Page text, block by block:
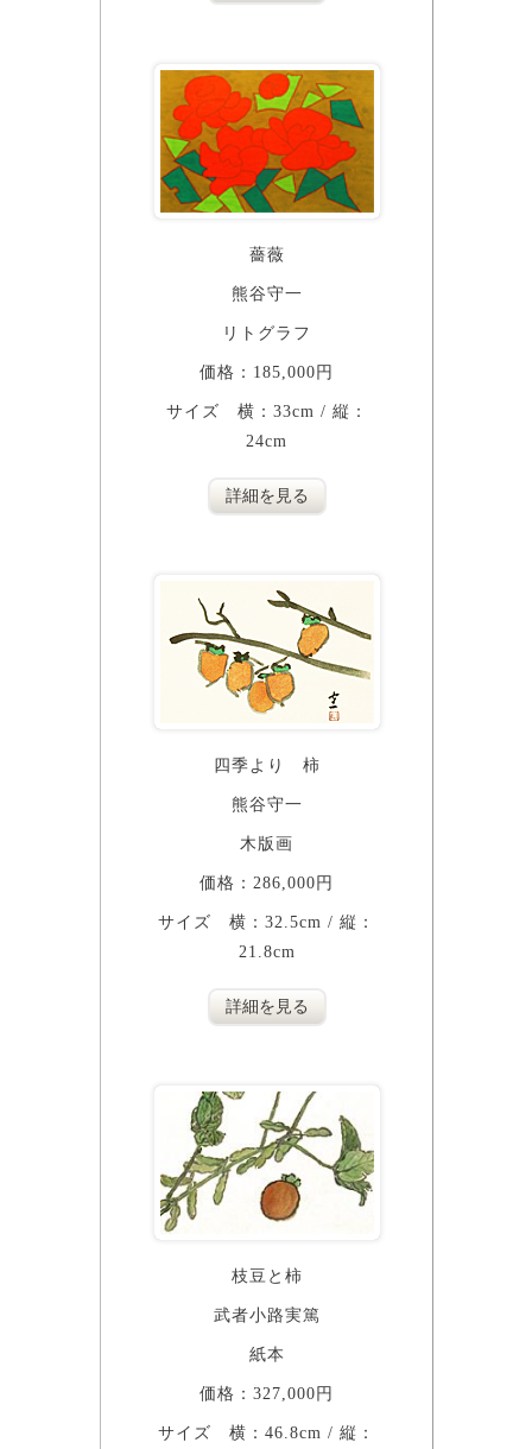
薔薇
熊谷守一
リトグラフ
価格：185,000円
サイズ 横：33cm / 縦：
24cm
詳細を見る
四季より 柿
熊谷守一
木版画
価格：286,000円
サイズ 横：32.5cm / 縦：
21.8cm
詳細を見る
枝豆と柿
武者小路実篤
紙本
価格：327,000円
サイズ 横：46.8cm / 縦：